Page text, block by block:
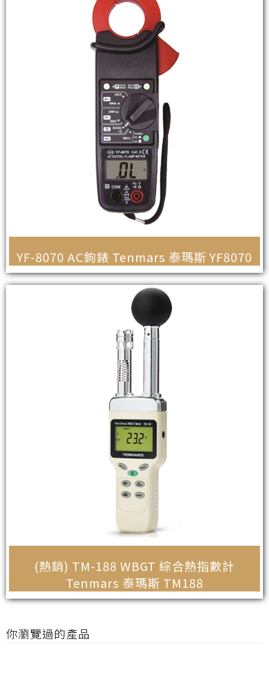
YF-8070 AC鉤錶 Tenmars 泰瑪斯 YF8070
(熱銷) TM-188 WBGT 綜合熱指數計
Tenmars 泰瑪斯 TM188
你瀏覽過的產品